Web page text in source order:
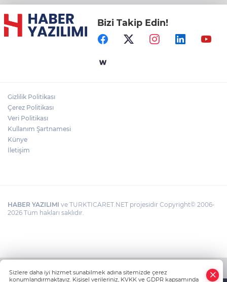
Bizi Takip Edin!
Gizlilik Politikası
Çerez Politikası
Veri Politikası
Kullanım Şartnamesi
Künye
İletişim
HABER YAZILIMI ve TURKTICARET.NET projesidir Copyright© 2006-
2026 Tüm hakları saklıdır.
Sizlere daha iyi hizmet sunabilmek adına sitemizde çerez
konumlandırmaktayız. Kişisel verileriniz, KVKK ve GDPR kapsamında